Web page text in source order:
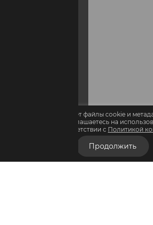
Этот сайт использует файлы cookie и
его, вы соглашаетесь на
и метаданных в соответствии с Политикой
Продолжить